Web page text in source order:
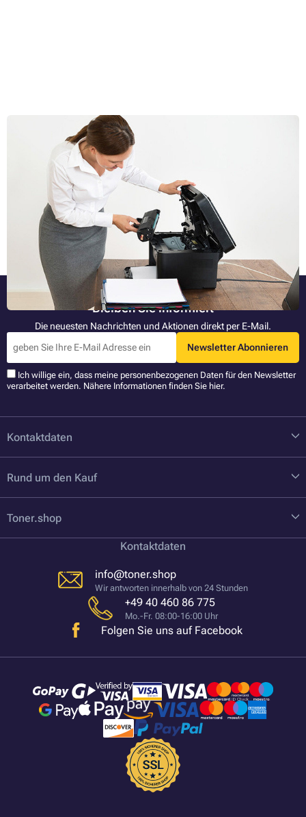
Ersetzen des Toners im Drucker: Was sollten Sie tun, um
sicherzustellen, dass der neue Toner einwandfrei
funktioniert?
Meldet Ihr Laserdrucker, dass Toner ersetzt werden muss? Wenn Sie
noch nicht viel Erfahrung mit der Installation eines neuen Toners
haben, bieten wir Ihnen eine vielseitige Anleitung. Wir beraten Sie, was
zu tun ist, um sicherzustellen, dass der neue Toner ordnungsgemäß
funktioniert.
Ganzen Artikel lesen »
Bleiben Sie informiert
Die neuesten Nachrichten und Aktionen direkt per E-Mail.
Newsletter Abonnieren
Ich willige ein, dass meine personenbezogenen Daten für den Newsletter
verarbeitet werden. Nähere Informationen finden Sie hier.
Kontaktdaten
Rund um den Kauf
Toner.shop
Kontaktdaten
info@toner.shop
Wir antworten innerhalb von 24 Stunden
+49 40 460 86 775
Mo.-Fr. 08:00-16:00 Uhr
Folgen Sie uns auf Facebook